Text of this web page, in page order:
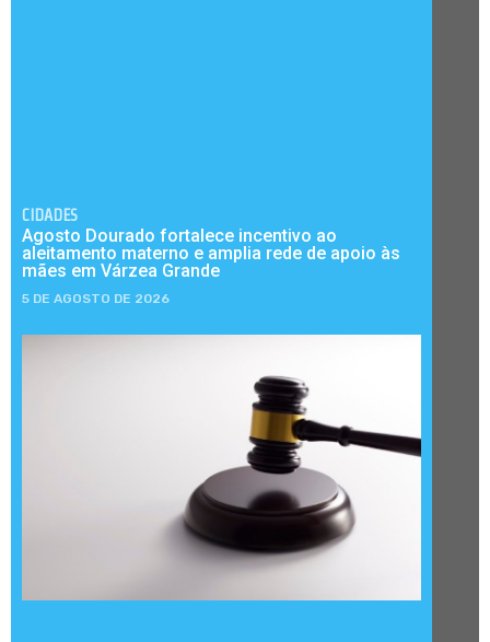
CIDADES
Agosto Dourado fortalece incentivo ao
aleitamento materno e amplia rede de apoio às
mães em Várzea Grande
5 DE AGOSTO DE 2026